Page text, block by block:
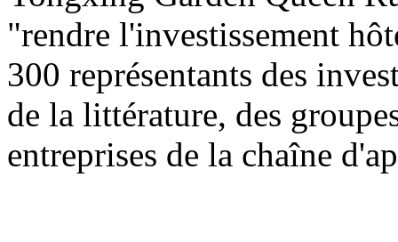
"rendre l'investissement
300 représentants des
de la littérature, des
entreprises de la chaîne